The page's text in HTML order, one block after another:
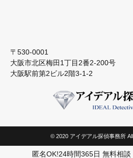
〒530-0001
大阪市北区梅田1丁目2番2-200号
大阪駅前第2ビル2階3-1-2
© 2020 アイデアル探偵事務所
匿名OK!24時間365日 無料相談